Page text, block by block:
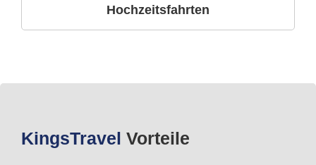
Hochzeitsfahrten
KingsTravel Vorteile